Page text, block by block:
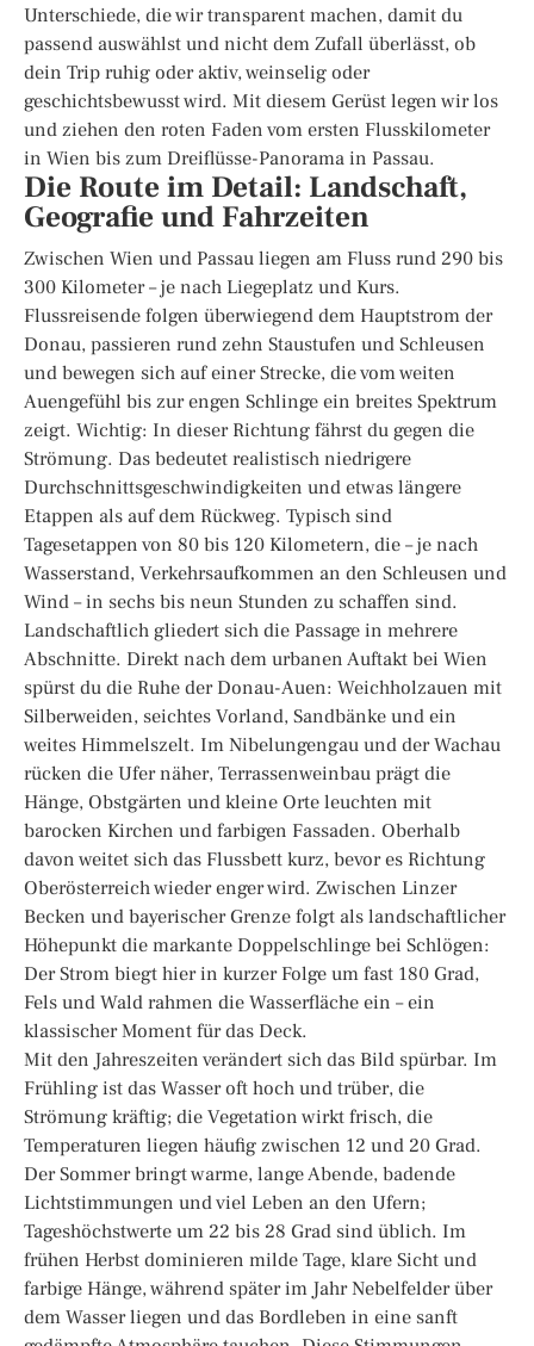
Unterschiede, die wir transparent machen, damit du
passend auswählst und nicht dem Zufall überlässt, ob
dein Trip ruhig oder aktiv, weinselig oder
geschichtsbewusst wird. Mit diesem Gerüst legen wir los
und ziehen den roten Faden vom ersten Flusskilometer
in Wien bis zum Dreiflüsse-Panorama in Passau.
Die Route im Detail: Landschaft,
Geografie und Fahrzeiten
Zwischen Wien und Passau liegen am Fluss rund 290 bis
300 Kilometer – je nach Liegeplatz und Kurs.
Flussreisende folgen überwiegend dem Hauptstrom der
Donau, passieren rund zehn Staustufen und Schleusen
und bewegen sich auf einer Strecke, die vom weiten
Auengefühl bis zur engen Schlinge ein breites Spektrum
zeigt. Wichtig: In dieser Richtung fährst du gegen die
Strömung. Das bedeutet realistisch niedrigere
Durchschnittsgeschwindigkeiten und etwas längere
Etappen als auf dem Rückweg. Typisch sind
Tagesetappen von 80 bis 120 Kilometern, die – je nach
Wasserstand, Verkehrsaufkommen an den Schleusen und
Wind – in sechs bis neun Stunden zu schaffen sind.
Landschaftlich gliedert sich die Passage in mehrere
Abschnitte. Direkt nach dem urbanen Auftakt bei Wien
spürst du die Ruhe der Donau-Auen: Weichholzauen mit
Silberweiden, seichtes Vorland, Sandbänke und ein
weites Himmelszelt. Im Nibelungengau und der Wachau
rücken die Ufer näher, Terrassenweinbau prägt die
Hänge, Obstgärten und kleine Orte leuchten mit
barocken Kirchen und farbigen Fassaden. Oberhalb
davon weitet sich das Flussbett kurz, bevor es Richtung
Oberösterreich wieder enger wird. Zwischen Linzer
Becken und bayerischer Grenze folgt als landschaftlicher
Höhepunkt die markante Doppelschlinge bei Schlögen:
Der Strom biegt hier in kurzer Folge um fast 180 Grad,
Fels und Wald rahmen die Wasserfläche ein – ein
klassischer Moment für das Deck.
Mit den Jahreszeiten verändert sich das Bild spürbar. Im
Frühling ist das Wasser oft hoch und trüber, die
Strömung kräftig; die Vegetation wirkt frisch, die
Temperaturen liegen häufig zwischen 12 und 20 Grad.
Der Sommer bringt warme, lange Abende, badende
Lichtstimmungen und viel Leben an den Ufern;
Tageshöchstwerte um 22 bis 28 Grad sind üblich. Im
frühen Herbst dominieren milde Tage, klare Sicht und
farbige Hänge, während später im Jahr Nebelfelder über
dem Wasser liegen und das Bordleben in eine sanft